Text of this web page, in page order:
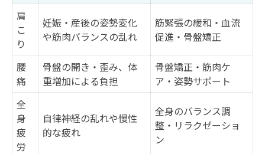
肩
こ
り
妊娠・産後の姿勢変化
や筋肉バランスの乱れ
筋緊張の緩和・血流
促進・骨盤矯正
腰
痛
骨盤の開き・歪み、体
重増加による負担
骨盤矯正・筋肉ケ
ア・姿勢サポート
全
身
疲
労
自律神経の乱れや慢性
的な疲れ
全身のバランス調
整・リラクゼーショ
ン